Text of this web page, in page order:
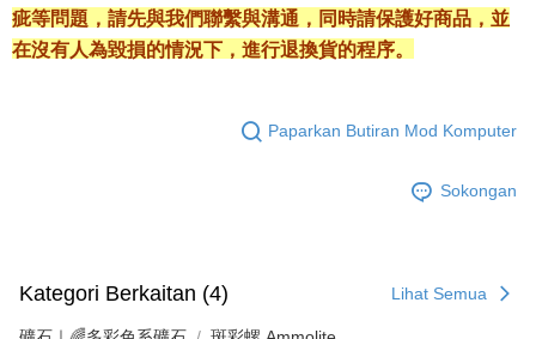
疵等問題，請先與我們聯繫與溝通，同時請保護好商品，並
在沒有人為毀損的情況下，進行退換貨的程序。
Paparkan Butiran Mod Komputer
Sokongan
Kategori Berkaitan (4) Lihat Semua